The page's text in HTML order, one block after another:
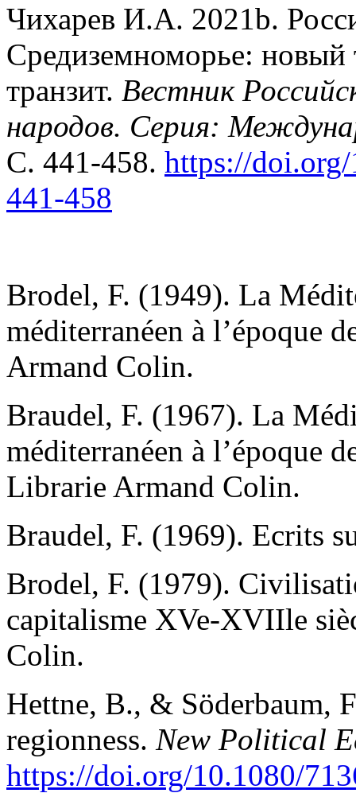
Чихарев И.А. 2021b.
Средиземноморье: новый
транзит. Вестник
народов. Серия:
С. 441-458. https://
441-458
Brodel, F. (1949). La
méditerranéen à l’époque
Armand Colin.
Braudel, F. (1967). La
méditerranéen à l’époque
Librarie Armand Colin.
Braudel, F. (1969). Ecrits
Brodel, F. (1979).
capitalisme XVe-XVIIle
Colin.
Hettne, B., & Söderbaum,
regionness. New Political
https://doi.org/10.1080/